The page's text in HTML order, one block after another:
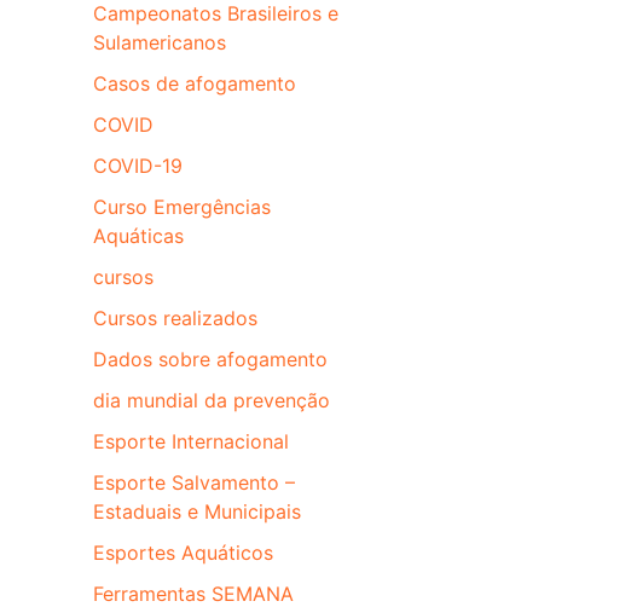
Campeonatos Brasileiros e
Sulamericanos
Casos de afogamento
COVID
COVID-19
Curso Emergências
Aquáticas
cursos
Cursos realizados
Dados sobre afogamento
dia mundial da prevenção
Esporte Internacional
Esporte Salvamento –
Estaduais e Municipais
Esportes Aquáticos
Ferramentas SEMANA